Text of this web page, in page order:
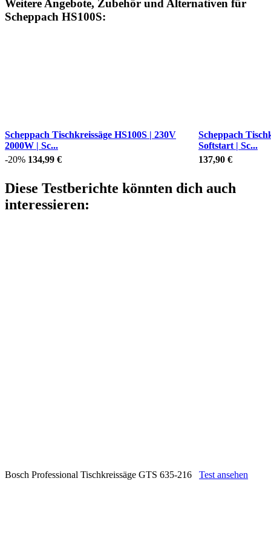
Weitere Angebote, Zubehör und Alternativen für
Scheppach HS100S:
Scheppach Tischkreissäge HS100S | 230V
2000W | Sc...
-20% 134,99 €
Scheppach
Softstart | Sc...
137,90 €
Diese Testberichte könnten dich auch
interessieren:
Bosch Professional Tischkreissäge GTS 635-216 Test ansehen